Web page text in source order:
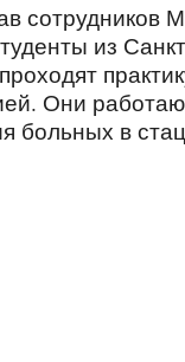
сотрудников
из
Они
больных в